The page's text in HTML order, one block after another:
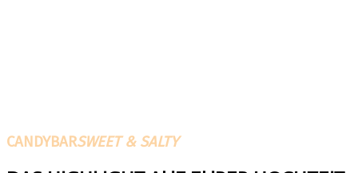
CANDYBARSWEET & SALTY